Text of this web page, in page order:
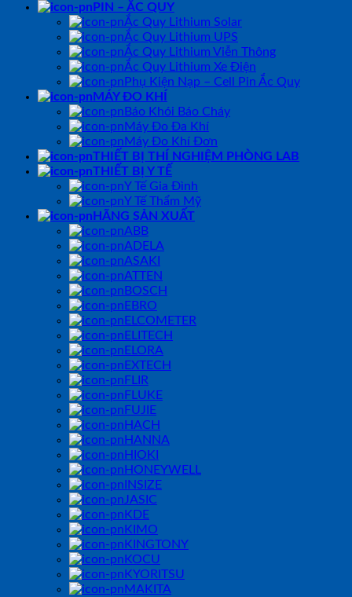
PIN – ẮC QUY
Ắc Quy Lithium Solar
Ắc Quy Lithium UPS
Ắc Quy Lithium Viễn Thông
Ắc Quy Lithium Xe Điện
Phụ Kiện Nạp – Cell Pin Ắc Quy
MÁY ĐO KHÍ
Báo Khói Báo Cháy
Máy Đo Đa Khí
Máy Đo Khí Đơn
THIẾT BỊ THÍ NGHIỆM PHÒNG LAB
THIẾT BỊ Y TẾ
Y Tế Gia Đình
Y Tế Thẩm Mỹ
HÃNG SẢN XUẤT
ABB
ADELA
ASAKI
ATTEN
BOSCH
EBRO
ELCOMETER
ELITECH
ELORA
EXTECH
FLIR
FLUKE
FUJIE
HACH
HANNA
HIOKI
HONEYWELL
INSIZE
JASIC
KDE
KIMO
KINGTONY
KOCU
KYORITSU
MAKITA